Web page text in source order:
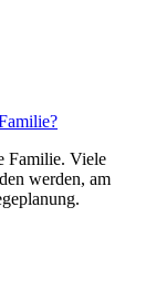
Familie. Viele
werden, am